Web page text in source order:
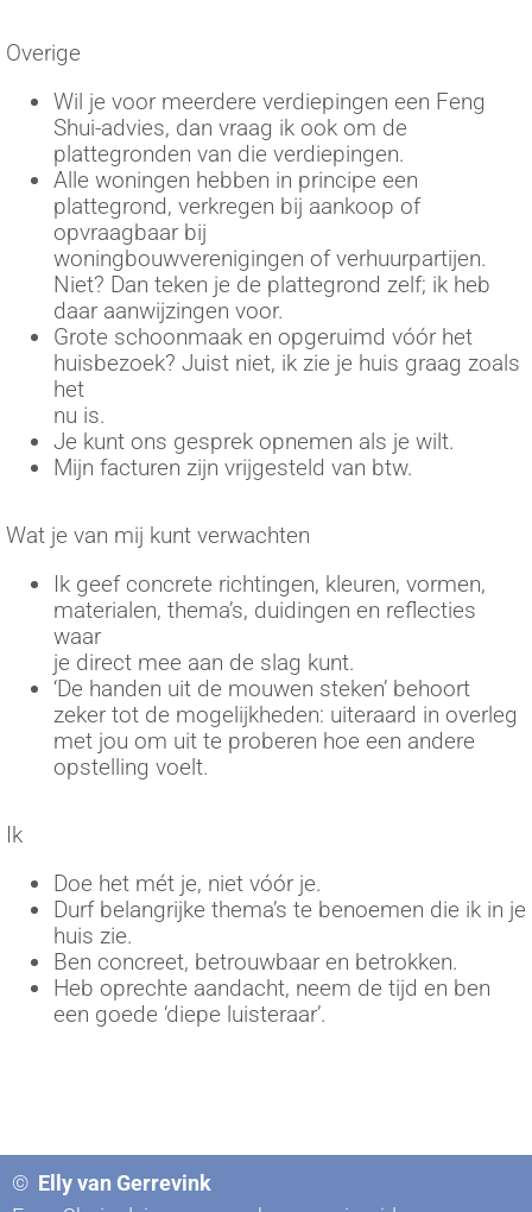
Overige
Wil je voor meerdere verdiepingen een Feng
Shui-advies, dan vraag ik ook om de
plattegronden van die verdiepingen.
Alle woningen hebben in principe een
plattegrond, verkregen bij aankoop of
opvraagbaar bij
woningbouwverenigingen of verhuurpartijen.
Niet? Dan teken je de plattegrond zelf; ik heb
daar aanwijzingen voor.
Grote schoonmaak en opgeruimd vóór het
huisbezoek? Juist niet, ik zie je huis graag zoals
het
nu is.
Je kunt ons gesprek opnemen als je wilt.
Mijn facturen zijn vrijgesteld van btw.
Wat je van mij kunt verwachten
Ik geef concrete richtingen, kleuren, vormen,
materialen, thema’s, duidingen en reflecties
waar
je direct mee aan de slag kunt.
‘De handen uit de mouwen steken’ behoort
zeker tot de mogelijkheden: uiteraard in overleg
met jou om uit te proberen hoe een andere
opstelling voelt.
Ik
Doe het mét je, niet vóór je.
Durf belangrijke thema’s te benoemen die ik in je
huis zie.
Ben concreet, betrouwbaar en betrokken.
Heb oprechte aandacht, neem de tijd en ben
een goede ‘diepe luisteraar’.
© Elly van Gerrevink